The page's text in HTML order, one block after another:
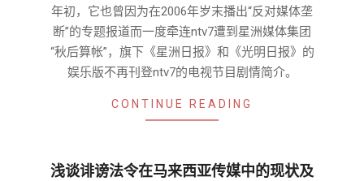
年初，它也曾因为在2006年岁末播出“反对媒体垄
断”的专题报道而一度牵连ntv7遭到星洲媒体集团
“秋后算帐”，旗下《星洲日报》和《光明日报》的
娱乐版不再刊登ntv7的电视节目剧情简介。
CONTINUE READING
浅谈诽谤法令在马来西亚传媒中的现状及